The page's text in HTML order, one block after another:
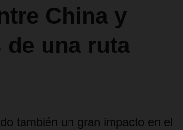
China y
de una ruta
también un gran impacto en el